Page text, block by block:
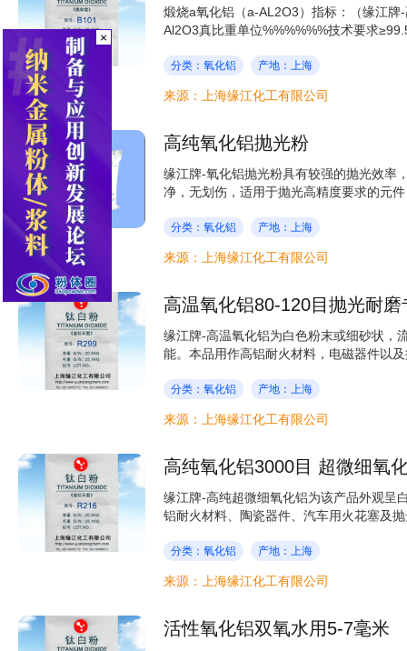
煅烧a氧化铝（a-AL2O3）指标：（缘江
Al2O3真比重单位%%%%%%技术要求
分类：氧化铝 产地：上海
来源：上海缘江化工有限公司
高纯氧化铝抛光粉
缘江牌-氧化铝抛光粉具有较强的抛光效率
净，无划伤，适用于抛光高精度要求的元
分类：氧化铝 产地：上海
来源：上海缘江化工有限公司
高温氧化铝80-120目抛光耐
缘江牌-高温氧化铝为白色粉末或细砂状，
能。本品用作高铝耐火材料，电磁器件以
分类：氧化铝 产地：上海
来源：上海缘江化工有限公司
高纯氧化铝3000目 超微细氧
缘江牌-高纯超微细氧化铝为该产品外观呈
铝耐火材料、陶瓷器件、汽车用火花塞及
分类：氧化铝 产地：上海
来源：上海缘江化工有限公司
活性氧化铝双氧水用5-7毫米
×